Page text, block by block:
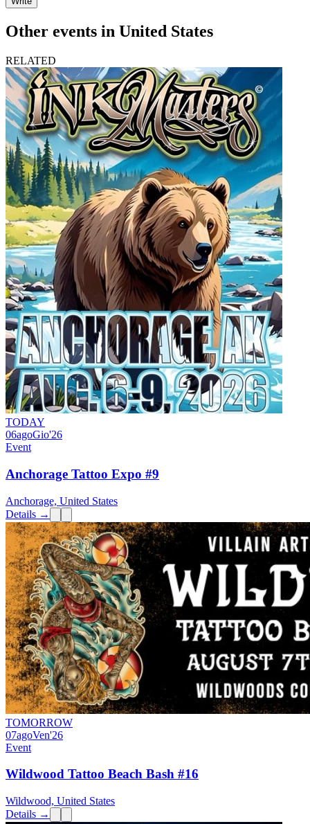
Other events in United States
RELATED
TODAY
06agoGio'26
Event
Anchorage Tattoo Expo #9
Anchorage, United States
Details →
TOMORROW
07agoVen'26
Event
Wildwood Tattoo Beach Bash #16
Wildwood, United States
Details →